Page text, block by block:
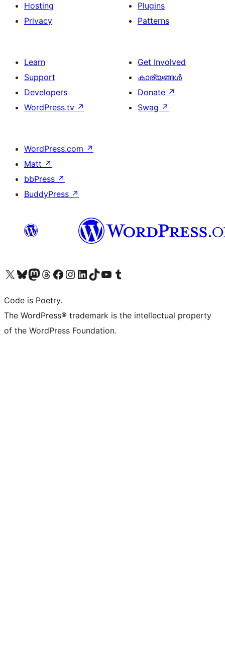
Hosting
Privacy
Plugins
Patterns
Learn
Support
Developers
WordPress.tv ↗
Get Involved
കാര്യങ്ങള്‍
Donate ↗
Swag ↗
WordPress.com ↗
Matt ↗
bbPress ↗
BuddyPress ↗
Visit our X (formerly Twitter) account
ഞങ്ങളുടെ ബ്ലൂസ്കൈ അക്കൗണ്ട് സന്ദർശിക്കുക
Visit our Mastodon account
ഞങ്ങളുടെ ത്രെഡ്സ് അക്കൗണ്ട് സന്ദർശിക്കുക
Visit our Facebook page
Visit our Instagram account
Visit our LinkedIn account
ഞങ്ങളുടെ ടിക് ടോക് അക്കൗണ്ട് സന്ദർശിക്കുക
Visit our YouTube channel
ഞങ്ങളുടെ ടംബ്ലർ അക്കൗണ്ട് സന്ദർശിക്കുക
Code is Poetry.
The WordPress® trademark is the intellectual property
of the WordPress Foundation.